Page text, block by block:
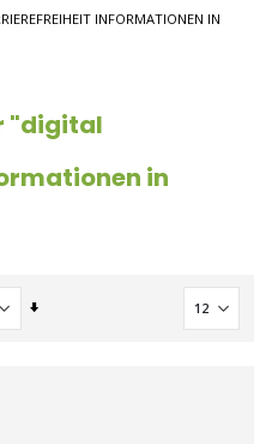
INFORMATIONEN IN
"digital
in
Aufsteigend